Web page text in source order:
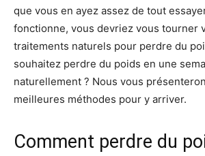
que vous en ayez assez de tout
fonctionne, vous devriez vous tourner
traitements naturels pour perdre du
souhaitez perdre du poids en une
naturellement ? Nous vous
meilleures méthodes pour y arriver.
Comment perdre du